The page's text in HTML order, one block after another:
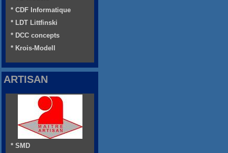
* CDF Informatique
* LDT Littfinski
* DCC concepts
* Krois-Modell
ARTISAN
* SMD